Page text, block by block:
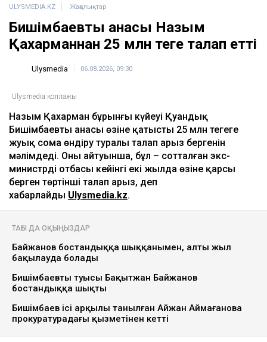
ULYSMEDIA.KZ Жаңалықтар
Бишімбаевтың анасы Назым
Қахарманнан 25 млн теңге талап етті
Ulysmedia 06.08.2026, 09:30
Ulysmedia коллажы
Назым Қахарман бұрынғы күйеуі Қуандық
Бишімбаевтың анасы өзіне қатысты 25 млн теңгеге
жуық сома өндіру туралы талап арыз бергенін
мәлімдеді. Оның айтуынша, бұл – сотталған экс-
министрдің отбасы кейінгі екі жылда өзіне қарсы
берген төртінші талап арыз, деп
хабарлайды Ulysmedia.kz.
ТАҒЫ ДА ОҚЫҢЫЗДАР
Байжанов бостандыққа шыққанымен, алты жыл
бақылауда болады
Бишімбаевтың туысы Бақытжан Байжанов
бостандыққа шықты
Бишімбаев ісі арқылы танылған Айжан Аймағанова
прокуратурадағы қызметінен кетті